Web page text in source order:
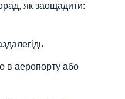
як заощадити:
в аеропорту або